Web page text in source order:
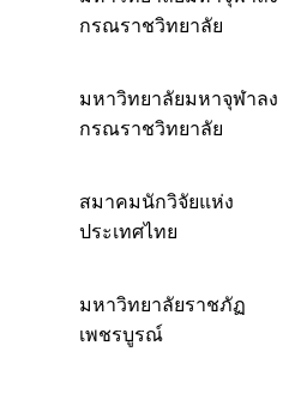
กรณราชวิทยาลัย
มหาวิทยาลัยมหาจุฬาลง
กรณราชวิทยาลัย
สมาคมนักวิจัยแห่ง
ประเทศไทย
มหาวิทยาลัยราชภัฏ
เพชรบูรณ์